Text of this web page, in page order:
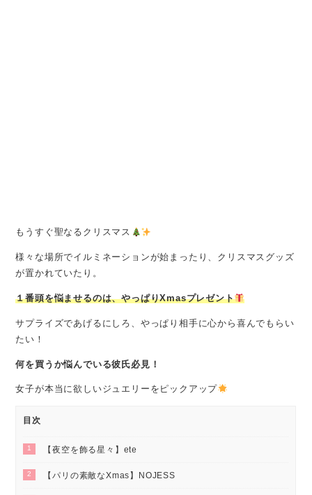
もうすぐ聖なるクリスマス
様々な場所でイルミネーションが始まったり、クリスマスグッズ
が置かれていたり。
１番頭を悩ませるのは、やっぱりXmasプレゼント
サプライズであげるにしろ、やっぱり相手に心から喜んでもらい
たい！
何を買うか悩んでいる彼氏必見！
女子が本当に欲しいジュエリーをピックアップ
目次
1 【夜空を飾る星々】ete
2 【パリの素敵なXmas】NOJESS